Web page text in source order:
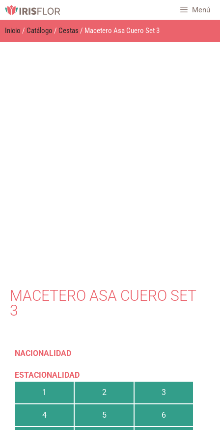
Menú
Inicio / Catálogo / Cestas / Macetero Asa Cuero Set 3
MACETERO ASA CUERO SET
3
NACIONALIDAD
ESTACIONALIDAD
1
2 3
4 5 6